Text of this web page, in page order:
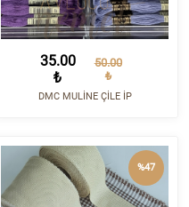
35.00
₺
50.00
₺
DMC MULİNE ÇİLE İP
%47